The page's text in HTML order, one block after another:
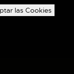
las Cookies